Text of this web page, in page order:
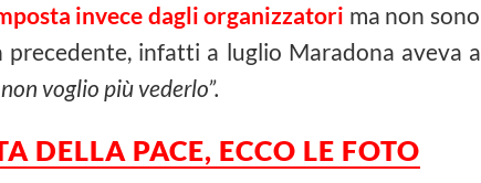
invece dagli organizzatori ma non
precedente, infatti a luglio Maradona aveva
voglio più vederlo”.
DELLA PACE, ECCO LE FOTO